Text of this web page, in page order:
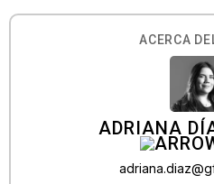
ACERCA
ADRIANA